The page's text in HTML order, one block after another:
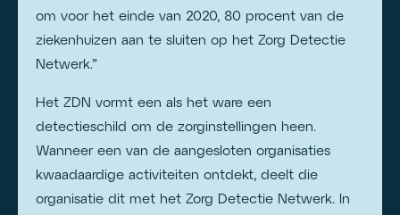
om voor het einde van 2020, 80 procent van de
ziekenhuizen aan te sluiten op het Zorg Detectie
Netwerk.”
Het ZDN vormt een als het ware een
detectieschild om de zorginstellingen heen.
Wanneer een van de aangesloten organisaties
kwaadaardige activiteiten ontdekt, deelt die
organisatie dit met het Zorg Detectie Netwerk. In